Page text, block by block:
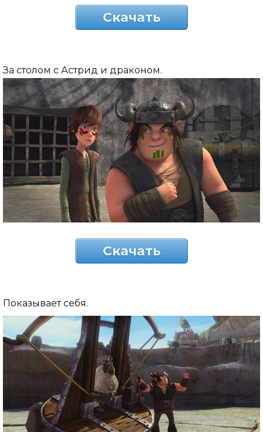
Скачать
За столом с Астрид и драконом.
Скачать
Показывает себя.